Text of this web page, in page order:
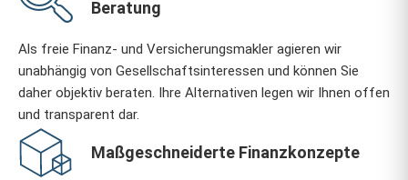
Beratung
Als freie Finanz- und Versicherungsmakler agieren wir
unabhängig von Gesellschaftsinteressen und können Sie
daher objektiv beraten. Ihre Alternativen legen wir Ihnen offen
und transparent dar.
Maßgeschneiderte Finanzkonzepte